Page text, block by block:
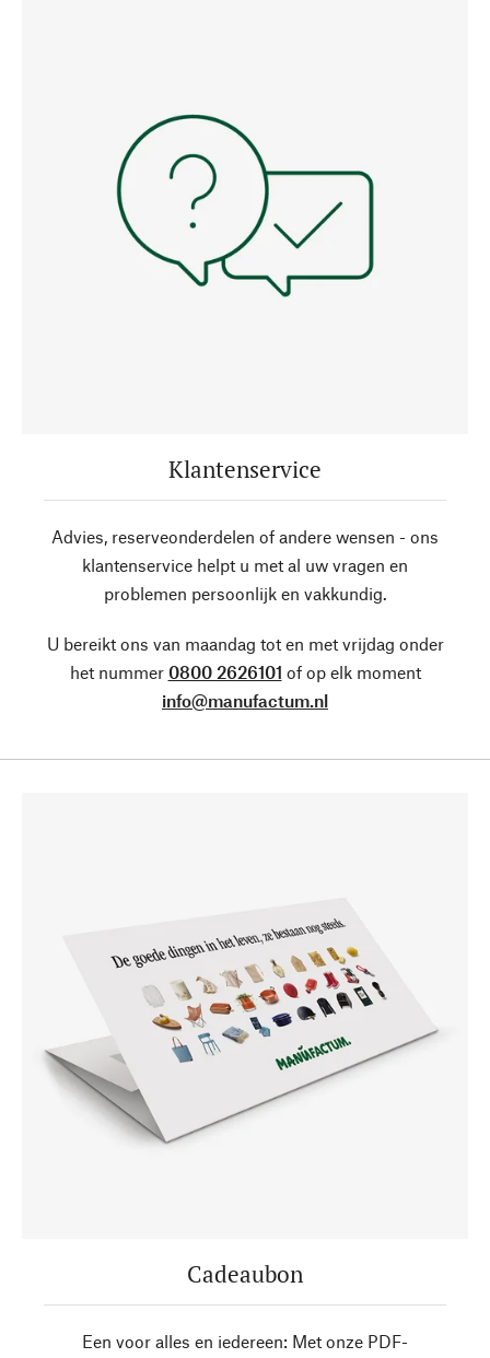
Klantenservice
Advies, reserveonderdelen of andere wensen - ons
klantenservice helpt u met al uw vragen en
problemen persoonlijk en vakkundig.
U bereikt ons van maandag tot en met vrijdag onder
het nummer 0800 2626101 of op elk moment
info@manufactum.nl
Cadeaubon
Een voor alles en iedereen: Met onze PDF-